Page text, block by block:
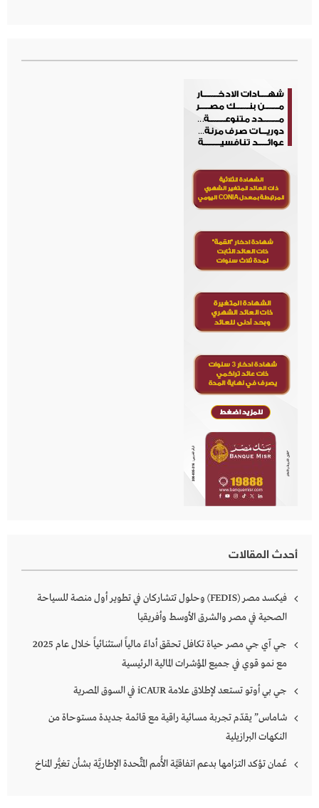
أحدث المقالات
فيكسد مصر (FEDIS) وحلول تتشاركان في تطوير أول منصة للسياحة
الصحية في مصر والشرق الأوسط وأفريقيا
جي آي جي مصر حياة تكافل تحقق أداءً مالياً استثنائياً خلال عام 2025
مع نمو قوي في جميع المؤشرات المالية الرئيسية
جي بي أوتو تستعد لإطلاق علامة iCAUR في السوق المصرية
شاماس” يقدّم تجربة مسائية راقية مع قائمة جديدة مستوحاة من
النكهات البرازيلية
عُمان تؤكد التزامها بدعم اتفاقيَّة الأُمم المُتَّحدة الإطاريَّة بشأن تغيُّر المناخ